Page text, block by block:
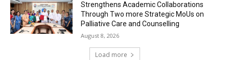
Strengthens Academic Collaborations
Through Two more Strategic MoUs on
Palliative Care and Counselling
August 8, 2026
Load more